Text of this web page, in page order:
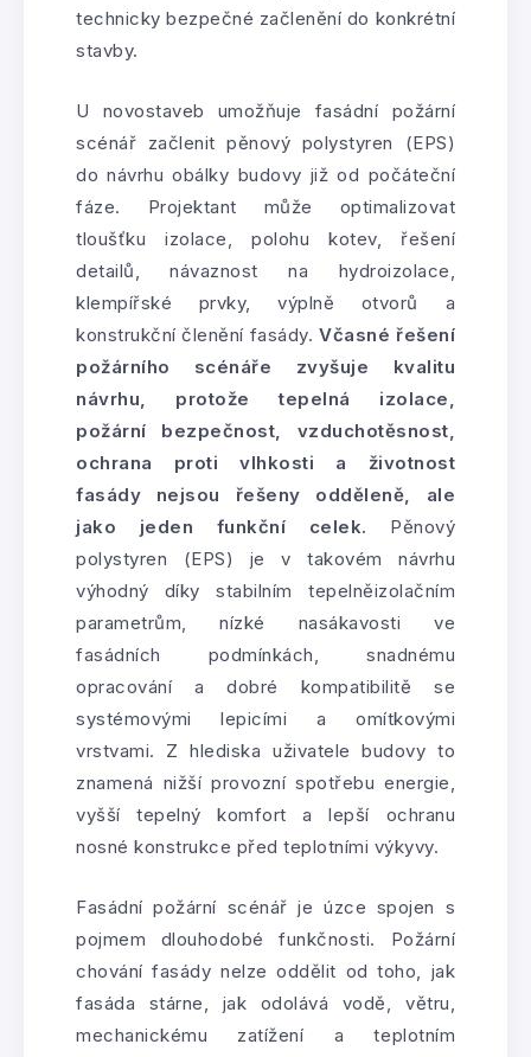
technicky bezpečné začlenění do konkrétní
stavby.
U novostaveb umožňuje fasádní požární
scénář začlenit pěnový polystyren (EPS)
do návrhu obálky budovy již od počáteční
fáze. Projektant může optimalizovat
tloušťku izolace, polohu kotev, řešení
detailů, návaznost na hydroizolace,
klempířské prvky, výplně otvorů a
konstrukční členění fasády.Včasné řešení
požárního scénáře zvyšuje kvalitu
návrhu, protože tepelná izolace,
požární bezpečnost, vzduchotěsnost,
ochrana proti vlhkosti a životnost
fasády nejsou řešeny odděleně, ale
jako jeden funkční celek. Pěnový
polystyren (EPS) je v takovém návrhu
výhodný díky stabilním tepelněizolačním
parametrům, nízké nasákavosti ve
fasádních podmínkách, snadnému
opracování a dobré kompatibilitě se
systémovými lepicími a omítkovými
vrstvami. Z hlediska uživatele budovy to
znamená nižší provozní spotřebu energie,
vyšší tepelný komfort a lepší ochranu
nosné konstrukce před teplotními výkyvy.
Fasádní požární scénář je úzce spojen s
pojmem dlouhodobé funkčnosti. Požární
chování fasády nelze oddělit od toho, jak
fasáda stárne, jak odolává vodě, větru,
mechanickému zatížení a teplotním